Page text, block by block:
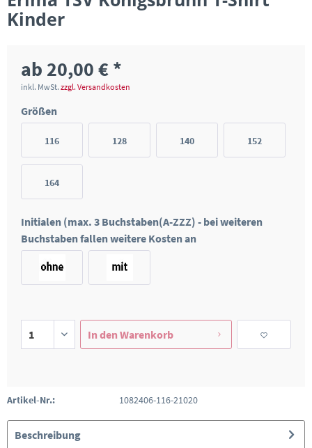
Kinder
ab 20,00 € *
inkl. MwSt. zzgl. Versandkosten
Größen
116 128 140 152
164
Initialen (max. 3 Buchstaben(A-ZZZ) - bei weiteren
Buchstaben fallen weitere Kosten an
In den Warenkorb
Artikel-Nr.: 1082406-116-21020
Beschreibung